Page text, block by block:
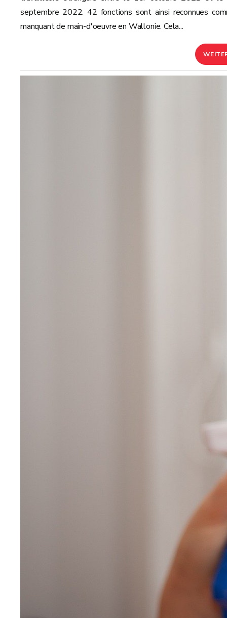
septembre 2022. 42 fonctions sont ainsi reconnues
manquant de main-d'oeuvre en Wallonie. Cela...